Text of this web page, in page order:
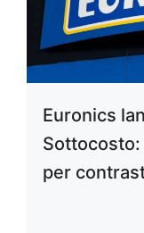
Euronics
per